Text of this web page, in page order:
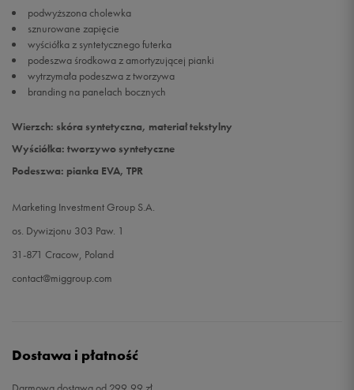
podwyższona cholewka
sznurowane zapięcie
wyściółka z syntetycznego futerka
podeszwa środkowa z amortyzującej pianki
wytrzymała podeszwa z tworzywa
branding na panelach bocznych
Wierzch: skóra syntetyczna, materiał tekstylny
Wyściółka: tworzywo syntetyczne
Podeszwa: pianka EVA, TPR
Marketing Investment Group S.A.
os. Dywizjonu 303 Paw. 1
31-871 Cracow, Poland
contact@miggroup.com
Dostawa i płatność